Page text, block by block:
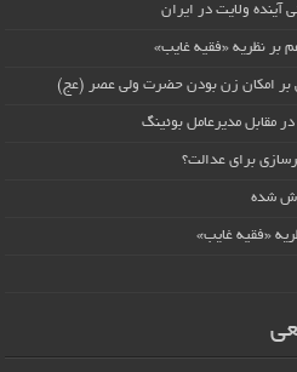
آینده ولایت در ایران
بر نظریه «فقیه غایب»
بر امکان زن بودن حضرت ولی عصر (عج)
مقابل مدیرعامل بوئینگ
برای عدالت؟
شده
«فقیه غایب»